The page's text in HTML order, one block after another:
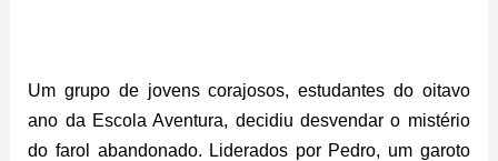
Um grupo de jovens corajosos, estudantes do oitavo
ano da Escola Aventura, decidiu desvendar o mistério
do farol abandonado. Liderados por Pedro, um garoto